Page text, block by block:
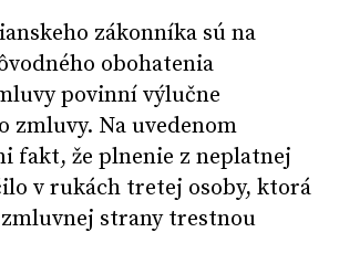
zákonníka sú na
obohatenia
povinní výlučne
zmluvy. Na uvedenom
fakt, že plnenie z neplatnej
v rukách tretej osoby, ktorá
strany trestnou